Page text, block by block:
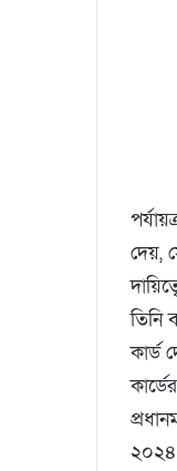
দেয়,
তিনি
কার্ড
২০২৪